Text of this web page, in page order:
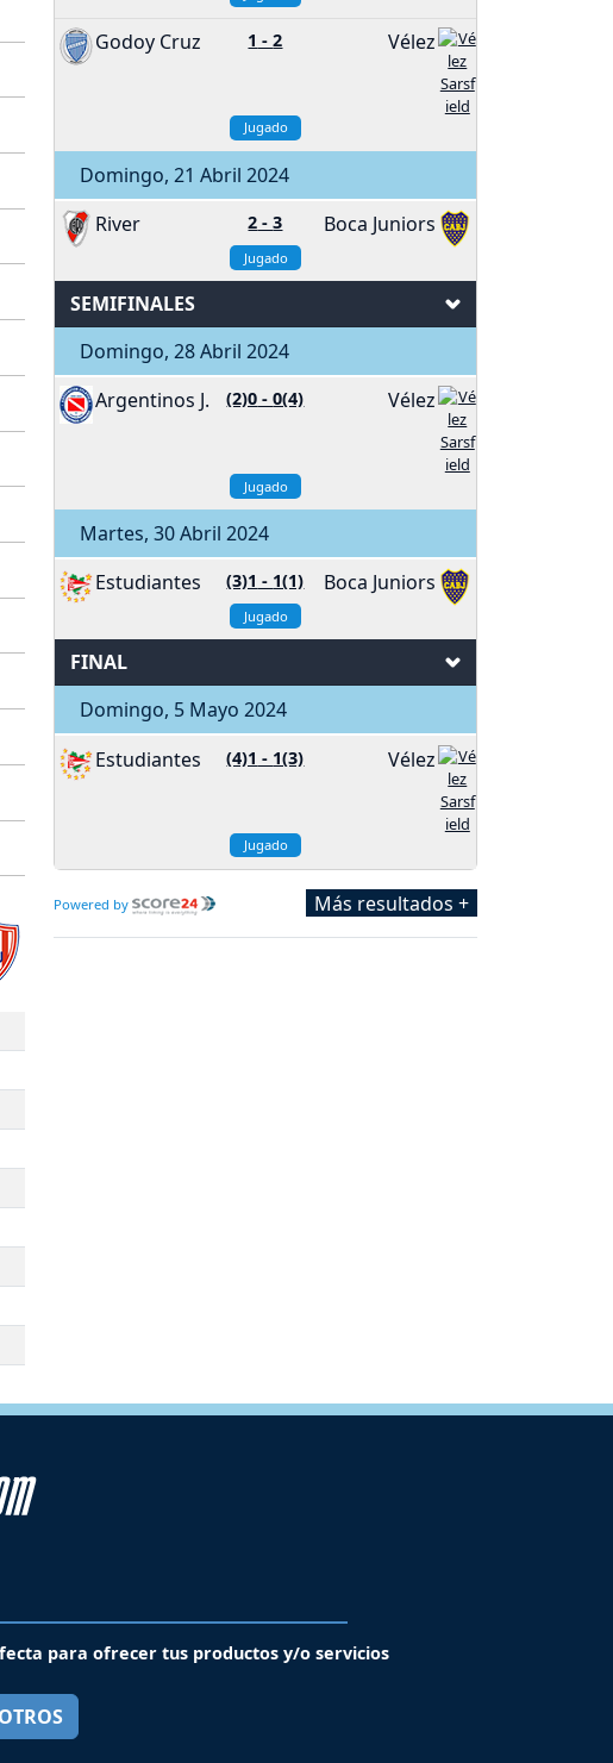
Godoy Cruz 1 -2 Vélez
Jugado
Domingo, 21 Abril 2024
River
2 -3 Boca Juniors
Jugado
SEMIFINALES
Domingo, 28 Abril 2024
Argentinos J.
(2)0 -0(4) Vélez
Jugado
Martes, 30 Abril 2024
Estudiantes
(3)1 - 1(1) Boca Juniors
Jugado
FINAL
Domingo, 5 Mayo 2024
Estudiantes
(4)1 - 1(3) Vélez
Jugado
Powered by Más resultados +
para ofrecer tus productos y/o servicios